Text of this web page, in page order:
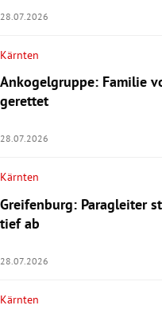
28.07.2026
Kärnten
Ankogelgruppe: Familie
gerettet
28.07.2026
Kärnten
Greifenburg: Paragleiter
tief ab
28.07.2026
Kärnten